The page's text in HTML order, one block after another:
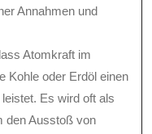
Annahmen und
Atomkraft im
Kohle oder Erdöl einen
Es wird oft als
den Ausstoß von